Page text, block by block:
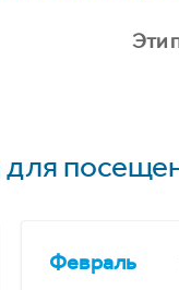
Эти
Февраль